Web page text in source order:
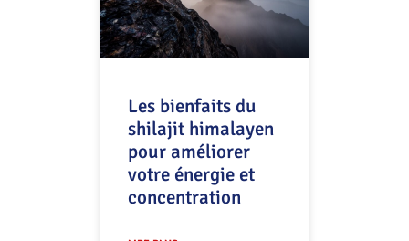
Les bienfaits du
shilajit himalayen
pour améliorer
votre énergie et
concentration